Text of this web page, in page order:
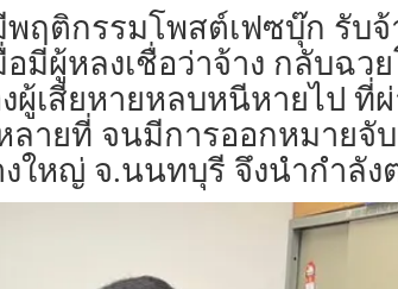
ฤติกรรมโพสต์เฟซบุ๊ก รับ
มีผู้หลงเชื่อว่าจ้าง กลับฉว
ผู้เสียหายหลบหนีหายไป
ลายที่ จนมีการออกหมาย
ใหญ่ จ.นนทบุรี จึงนำกำลัง